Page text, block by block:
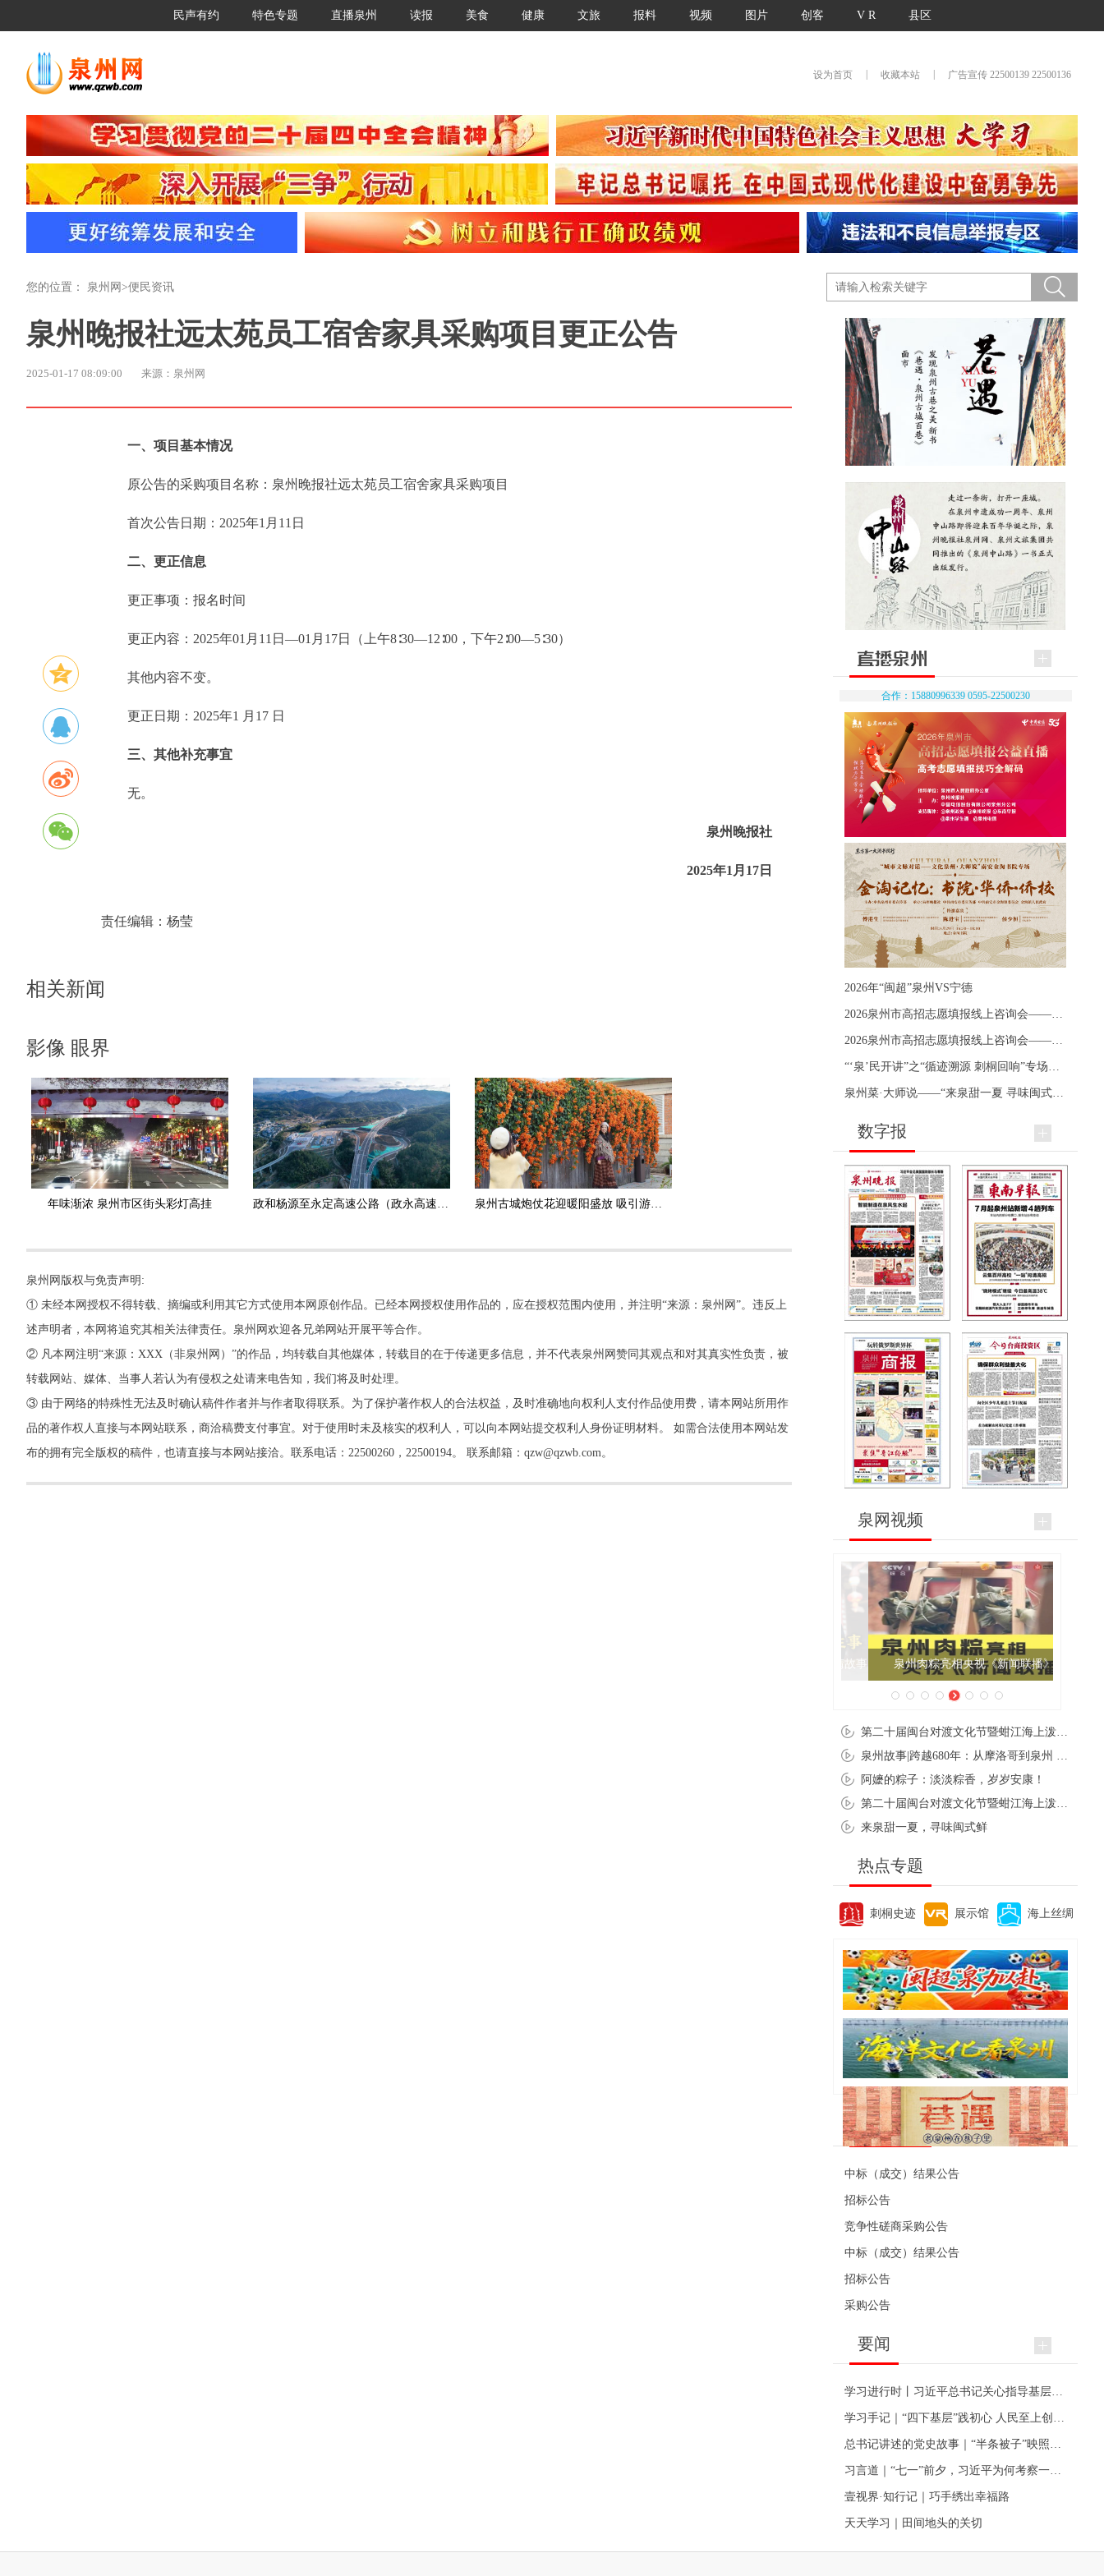
民声有约 特色专题 直播泉州 读报 美食 健康 文旅 报料 视频 图片 创客 V R 县区
设为首页 收藏本站 广告宣传 22500139 22500136
您的位置： 泉州网 >便民资讯
泉州晚报社远太苑员工宿舍家具采购项目更正公告
2025-01-17 08:09:00 来源：泉州网
一、项目基本情况
原公告的采购项目名称：泉州晚报社远太苑员工宿舍家具采购项目
首次公告日期：2025年1月11日
二、更正信息
更正事项：报名时间
更正内容：2025年01月11日—01月17日（上午8∶30—12∶00，下午2∶00—5∶30）
其他内容不变。
更正日期：2025年1 月17 日
三、其他补充事宜
无。
泉州晚报社
2025年1月17日
责任编辑： 杨莹
相关新闻
影像 眼界
年味渐浓 泉州市区街头彩灯高挂 政和杨源至永定高速公路（政永高速）德化段正式通车运营 泉州古城炮仗花迎暖阳盛放 吸引游客打卡拍照
泉州网版权与免责声明:
① 未经本网授权不得转载、摘编或利用其它方式使用本网原创作品。已经本网授权使用作品的，应在授权范围内使用，并注明“来源：泉州网”。违反上
述声明者，本网将追究其相关法律责任。泉州网欢迎各兄弟网站开展平等合作。
② 凡本网注明“来源：XXX（非泉州网）”的作品，均转载自其他媒体，转载目的在于传递更多信息，并不代表泉州网赞同其观点和对其真实性负责，被
转载网站、媒体、当事人若认为有侵权之处请来电告知，我们将及时处理。
③ 由于网络的特殊性无法及时确认稿件作者并与作者取得联系。为了保护著作权人的合法权益，及时准确地向权利人支付作品使用费，请本网站所用作
品的著作权人直接与本网站联系，商洽稿费支付事宜。对于使用时未及核实的权利人，可以向本网站提交权利人身份证明材料。 如需合法使用本网站发
布的拥有完全版权的稿件，也请直接与本网站接洽。联系电话：22500260，22500194。 联系邮箱：qzw@qzwb.com。
合作：15880996339 0595-22500230
2026年“闽超”泉州VS宁德
数字报
泉网视频
泉州肉粽亮相央视《新闻联播》
阿嬷的粽子：淡淡粽香，岁岁安康！
来泉甜一夏，寻味闽式鲜
热点专题
刺桐史迹 展示馆 海上丝绸
便民资讯
中标（成交）结果公告
招标公告
竞争性磋商采购公告
中标（成交）结果公告
招标公告
采购公告
要闻
壹视界·知行记｜巧手绣出幸福路
天天学习｜田间地头的关切